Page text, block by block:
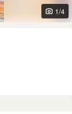
1/4